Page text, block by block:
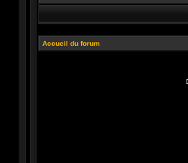
Accueil du forum